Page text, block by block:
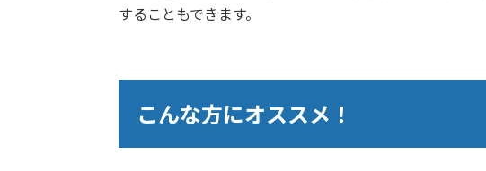
することもできます。
こんな方にオススメ！